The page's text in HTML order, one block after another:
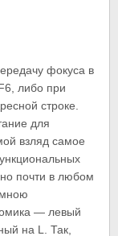
фокуса в
либо при
строке.
для
взляд самое
почти в любом
— левый
на L. Так,